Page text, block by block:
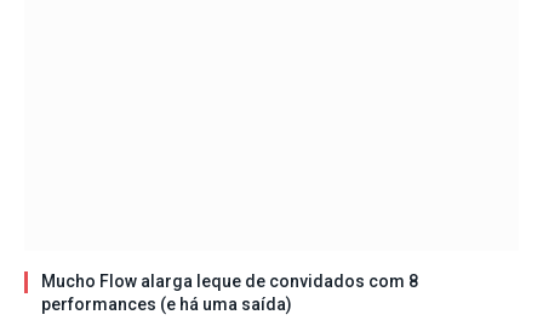
Mucho Flow alarga leque de convidados com 8
performances (e há uma saída)